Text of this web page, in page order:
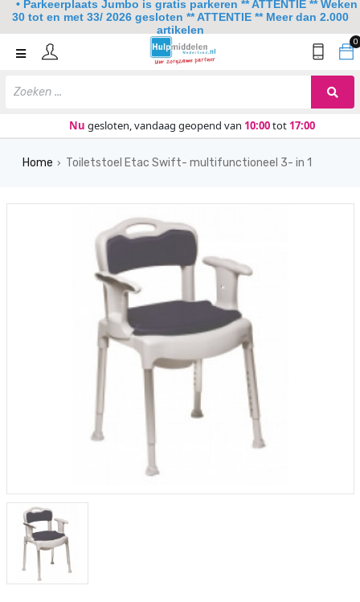
0
Nu gesloten, vandaag geopend van 10:00tot 17:00
Home
Home › Toiletstoel Etac Swift- multifunctioneel 3- in 1
• Parkeerplaats Jumbo is gratis parkeren ** ATTENTIE ** Weken
30 tot en met 33/ 2026 gesloten ** ATTENTIE ** Meer dan 2.000
artikelen